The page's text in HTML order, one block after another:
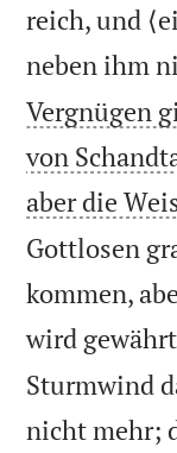
reich, und
neben ihm
Vergnügen
von
aber die
Gottlosen
kommen,
wird gewährt
Sturmwind
nicht mehr;